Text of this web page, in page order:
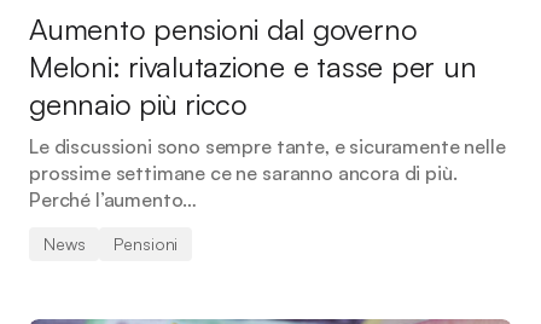
Aumento pensioni dal governo
Meloni: rivalutazione e tasse per un
gennaio più ricco
Le discussioni sono sempre tante, e sicuramente nelle
prossime settimane ce ne saranno ancora di più.
Perché l’aumento…
News Pensioni